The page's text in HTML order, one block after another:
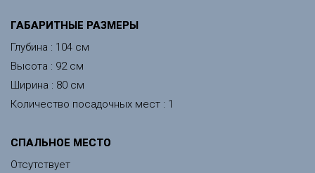
ГАБАРИТНЫЕ РАЗМЕРЫ
Глубина : 104 см
Высота : 92 см
Ширина : 80 см
Количество посадочных мест : 1
СПАЛЬНОЕ МЕСТО
Отсутствует